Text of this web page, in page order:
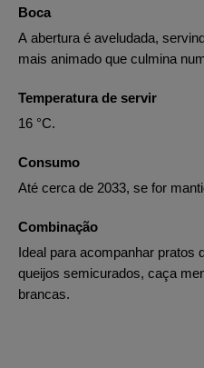
Boca
A abertura é aveludada,
mais animado que culmina
Temperatura de servir
16 °C.
Consumo
Até cerca de 2033, se for
Combinação
Ideal para acompanhar pratos
queijos semicurados, caça
brancas.